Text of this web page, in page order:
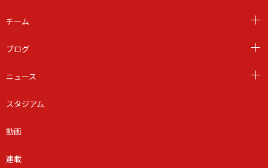
チーム
ブログ
ニュース
スタジアム
動画
連載